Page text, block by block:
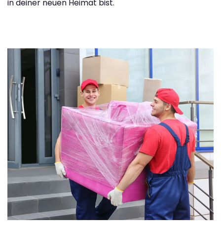
in deiner neuen Heimat bist.